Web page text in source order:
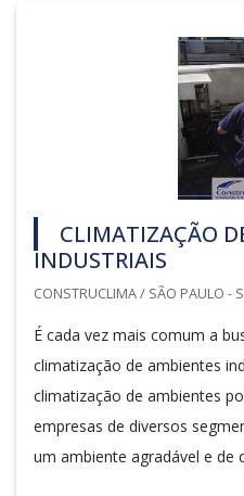
CLIMATIZAÇÃO
INDUSTRIAIS
CONSTRUCLIMA / SÃO PAULO -
É cada vez mais comum a
climatização de ambientes
climatização de ambientes
empresas de diversos
um ambiente agradável e de